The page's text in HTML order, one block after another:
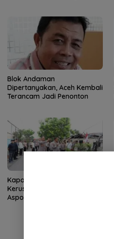
Blok Andaman
Dipertanyakan, Aceh Kembali
Terancam Jadi Penonton
Kapolda Aceh Tinjau
Kerusakan Rumah Dinas
Aspol Lamteumen I Diterjang